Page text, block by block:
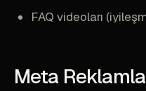
FAQ videoları
Meta